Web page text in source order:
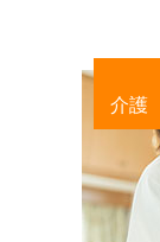
介護